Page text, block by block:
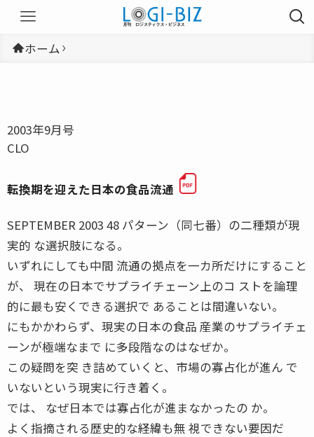
ホーム
2003年9月号
CLO
転換期を迎えた日本の食品流通
SEPTEMBER 2003 48 パターン（同七番）の二種類が現
実的 な選択肢になる。
いずれにしても中間 流通の拠点を一カ所だけにすること
が、 現在の日本でサプライチェーン上のコ ストを論理
的に最も安くできる選択で あることは間違いない。
にもかかわらず、現実の日本の食品 産業のサプライチェ
ーンが極端なまで に多段階なのはなぜか。
この疑問を突 き詰めていくと、市場の寡占化が進ん で
いないという現実に行き着く。
では、 なぜ日本では寡占化が進まなかったの か。
よく指摘される歴史的な経緯も無 視できない要因だ